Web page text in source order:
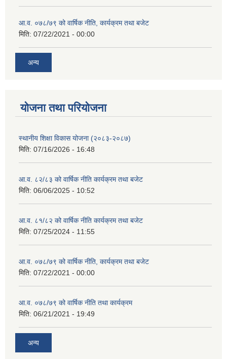
आ.व. ०७८/७९ को वार्षिक नीति, कार्यक्रम तथा बजेट
मिति: 07/22/2021 - 00:00
अन्य
याेजना तथा परियाेजना
स्थानीय शिक्षा विकास योजना (२०८३-२०८७)
मिति: 07/16/2026 - 16:48
आ.व. ८२/८३ को वार्षिक नीति कार्यक्रम तथा बजेट
मिति: 06/06/2025 - 10:52
आ.व. ८१/८२ को वार्षिक नीति कार्यक्रम तथा बजेट
मिति: 07/25/2024 - 11:55
आ.व. ०७८/७९ को वार्षिक नीति, कार्यक्रम तथा बजेट
मिति: 07/22/2021 - 00:00
आ.व. ०७८/७९ को वार्षिक नीति तथा कार्यक्रम
मिति: 06/21/2021 - 19:49
अन्य